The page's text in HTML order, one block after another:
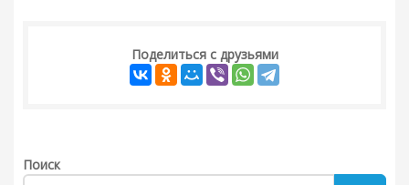
Поделиться с друзьями
Поиск